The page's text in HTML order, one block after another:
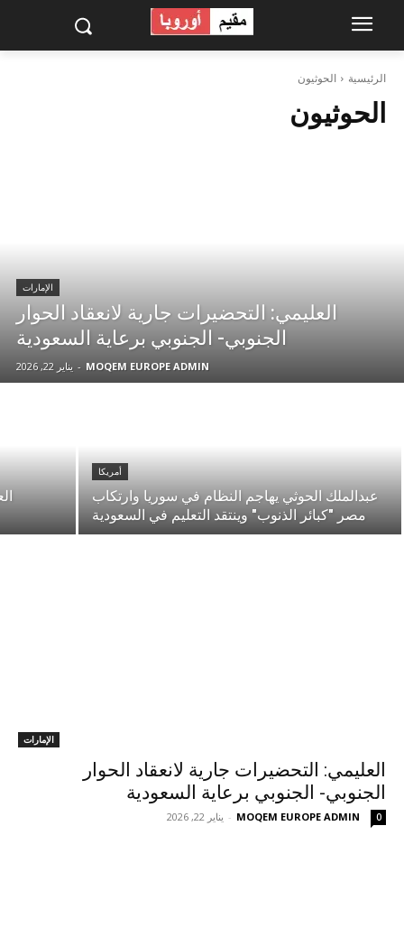
الرئيسية الحوثيون
الحوثيون
الإمارات
العليمي: التحضيرات جارية لانعقاد الحوار
الجنوبي- الجنوبي برعاية السعودية
MOQEM EUROPE ADMIN
- يناير 22, 2026
أمريكا
عبدالملك الحوثي يهاجم النظام في سوريا وارتكاب
مصر "كبائر الذنوب" وينتقد التعليم في السعودية
الإمارات
العليمي: التحضيرات جارية لانعقاد الحوار
الجنوبي- الجنوبي برعاية السعودية
MOQEM EUROPE ADMIN
- يناير 22, 2026 0